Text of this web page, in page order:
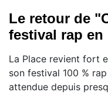
Le retour de
festival rap en
La Place revient fort
son festival 100 %
attendue depuis